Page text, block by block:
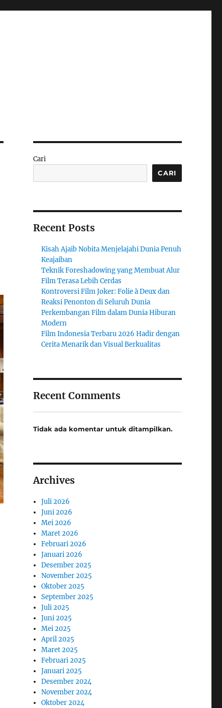
Cari
CARI
Recent Posts
Kisah Ajaib Nobita Menjelajahi Dunia Penuh
Keajaiban
Teknik Foreshadowing yang Membuat Alur
Film Terasa Lebih Cerdas
Kontroversi Film Joker: Folie à Deux dan
Reaksi Penonton di Seluruh Dunia
Perkembangan Film dalam Dunia Hiburan
Modern
Film Indonesia Terbaru 2026 Hadir dengan
Cerita Menarik dan Visual Berkualitas
Recent Comments
Tidak ada komentar untuk ditampilkan.
Archives
Juli 2026
Juni 2026
Mei 2026
Maret 2026
Februari 2026
Januari 2026
Desember 2025
November 2025
Oktober 2025
September 2025
Juli 2025
Juni 2025
Mei 2025
April 2025
Maret 2025
Februari 2025
Januari 2025
Desember 2024
November 2024
Oktober 2024